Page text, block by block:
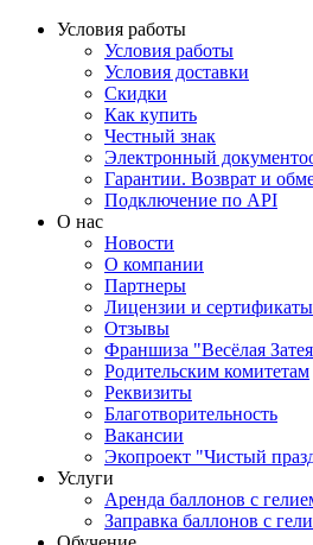
Условия работы
Условия работы
Условия доставки
Скидки
Как купить
Честный знак
Электронный
Гарантии. Возврат и
Подключение по API
О нас
Новости
О компании
Партнеры
Лицензии и сертификаты
Отзывы
Франшиза "Весёлая
Родительским комитетам
Реквизиты
Благотворительность
Вакансии
Экопроект "Чистый
Услуги
Аренда баллонов с
Заправка баллонов с